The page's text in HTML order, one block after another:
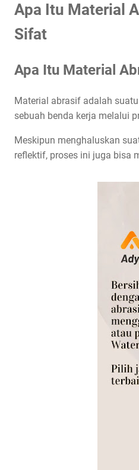
Apa Itu Material
Sifat
Apa Itu Material
Material abrasif adalah
sebuah benda kerja melalui
Meskipun menghaluskan
reflektif, proses ini juga bisa